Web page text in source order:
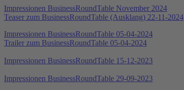
Impressionen BusinessRoundTable November 2024
Teaser zum BusinessRoundTable (Ausklang) 22-11-2024
Impressionen BusinessRoundTable 05-04-2024
Trailer zum BusinessRoundTable 05-04-2024
Impressionen BusinessRoundTable 15-12-2023
Impressionen BusinessRoundTable 29-09-2023